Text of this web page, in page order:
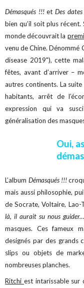
Démasqués !!!etDes
bien qu’il soit plus
monde découvrait la
venu de Chine.
disease 2019"), cette
fêtes, avant d’arriver –
autres continents. La
habitants, arrêt de
expression qui va
généralisation des
Oui,
L’album Démasqués !!!
mais aussi philosophie,
de Socrate, Voltaire, Lao-
là, il aurait su nous guider…
masques. Ces fameux
designés par des grands
slips ou objets de
nombreuses planches.
Ritchi est intarissable sur